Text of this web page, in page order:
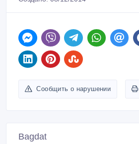
Сообщить о нарушении
Bagdat